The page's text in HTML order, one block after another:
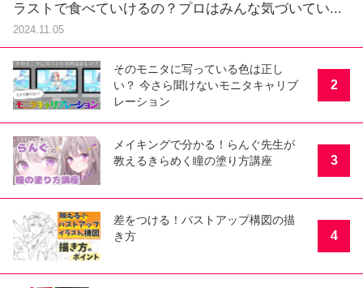
ラストで食べていけるの？プロはみんな気づいてい...
2024.11.05
そのモニタに写っている色は正し
い？ 今さら聞けないモニタキャリブ
レーション
2
メイキングで分かる！らんぐ先生が
教えるきらめく瞳の塗り方講座
3
差をつける！バストアップ構図の描
き方
4